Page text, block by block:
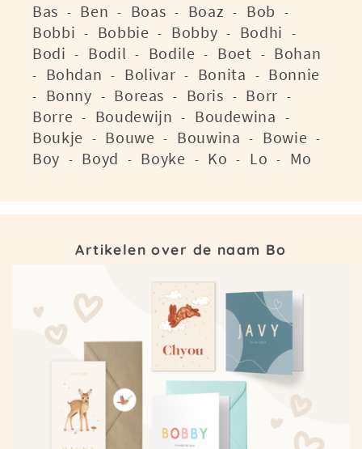
Bas - Ben - Boas - Boaz - Bob -
Bobbi - Bobbie - Bobby - Bodhi -
Bodi - Bodil - Bodile - Boet - Bohan
- Bohdan - Bolivar - Bonita - Bonnie
- Bonny - Boreas - Boris - Borr -
Borre - Boudewijn - Boudewina -
Boukje - Bouwe - Bouwina - Bowie -
Boy - Boyd - Boyke - Ko - Lo - Mo
Artikelen over de naam Bo